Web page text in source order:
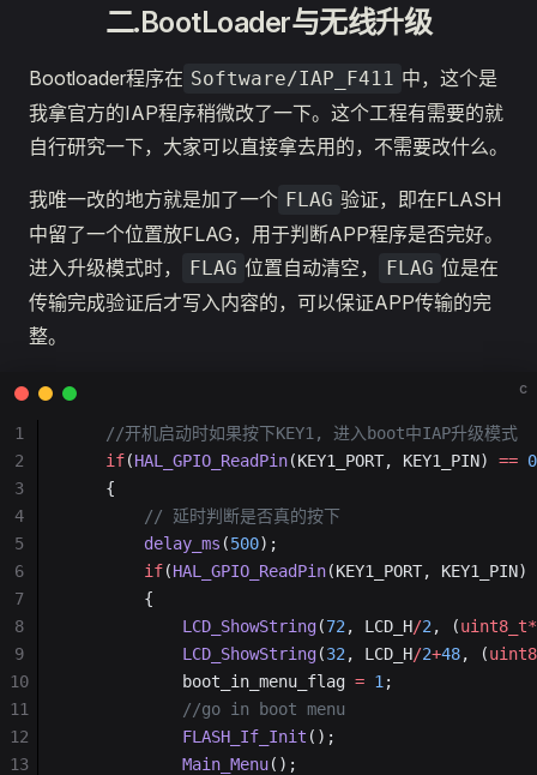
二.BootLoader与无线升级
Bootloader程序在 Software/IAP_F411 中，这个是
我拿官方的IAP程序稍微改了一下。这个工程有需要的就
自行研究一下，大家可以直接拿去用的，不需要改什么。
我唯一改的地方就是加了一个 FLAG 验证，即在FLASH
中留了一个位置放FLAG，用于判断APP程序是否完好。
进入升级模式时，
FLAG 位置自动清空， FLAG 位是在
传输完成验证后才写入内容的，可以保证APP传输的完
整。
c
    //开机启动时如果按下KEY1, 进入boot中IAP升级模式
    if
(HAL_GPIO_ReadPin(KEY1_PORT, KEY1_PIN) == 0
    {
        // 延时判断是否真的按下
        delay_ms
(500);
        if
(HAL_GPIO_ReadPin(KEY1_PORT, KEY1_PIN)
        {
            LCD_ShowString
(72 , LCD_H/2 , (uint8_t*
            LCD_ShowString
(32 , LCD_H/2+48, (
            boot_in_menu_flag
= 1 ;
            //go in boot menu
            FLASH_If_Init
();
            Main_Menu
();
1
2
3
4
5
6
7
8
9
10
11
12
13